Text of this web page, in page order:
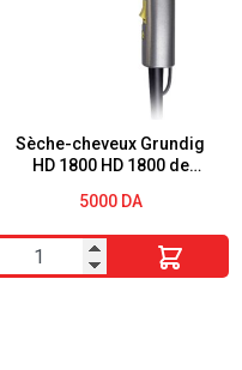
Sèche-cheveux Grundig
HD 1800 HD 1800 de
5000 DA
quantité